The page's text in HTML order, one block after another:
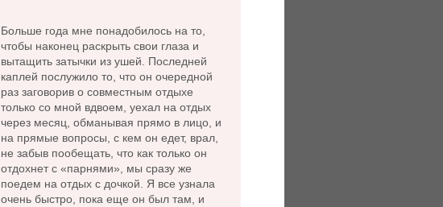
Больше года мне понадобилось на то,
чтобы наконец раскрыть свои глаза и
вытащить затычки из ушей. Последней
каплей послужило то, что он очередной
раз заговорив о совместным отдыхе
только со мной вдвоем, уехал на отдых
через месяц, обманывая прямо в лицо, и
на прямые вопросы, с кем он едет, врал,
не забыв пообещать, что как только он
отдохнет с «парнями», мы сразу же
поедем на отдых с дочкой. Я все узнала
очень быстро, пока еще он был там, и